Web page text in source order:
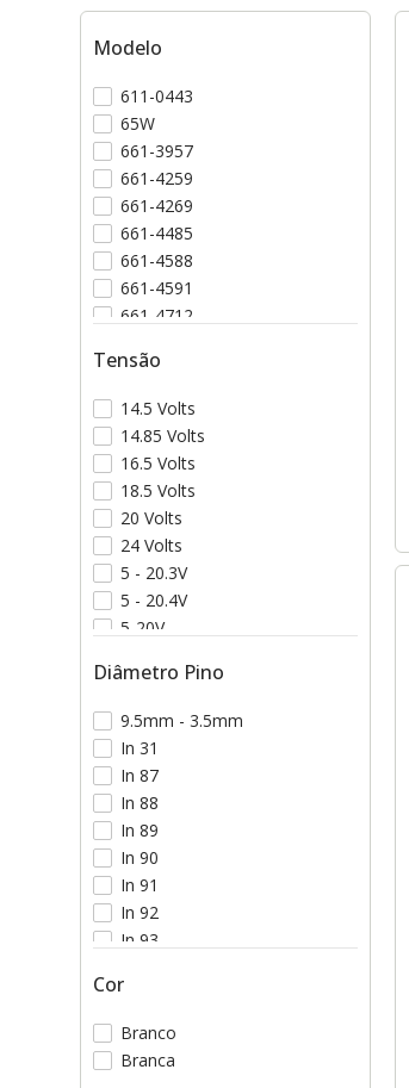
Modelo
611-0443
65W
661-3957
661-4259
661-4269
661-4485
661-4588
661-4591
661-4712
Tensão
14.5 Volts
14.85 Volts
16.5 Volts
18.5 Volts
20 Volts
24 Volts
5 - 20.3V
5 - 20.4V
5-20V
Diâmetro Pino
9.5mm - 3.5mm
In 31
In 87
In 88
In 89
In 90
In 91
In 92
In 93
Cor
Branco
Branca